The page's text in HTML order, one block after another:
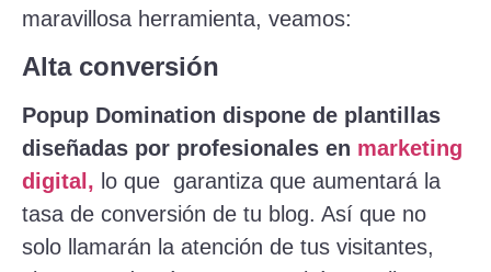
maravillosa herramienta, veamos:
Alta conversión
Popup Domination dispone de plantillas
diseñadas por profesionales en marketing
digital, lo que garantiza que aumentará la
tasa de conversión de tu blog. Así que no
solo llamarán la atención de tus visitantes,